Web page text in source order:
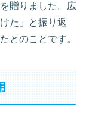
贈りました。広
た」と振り返
とのことです。